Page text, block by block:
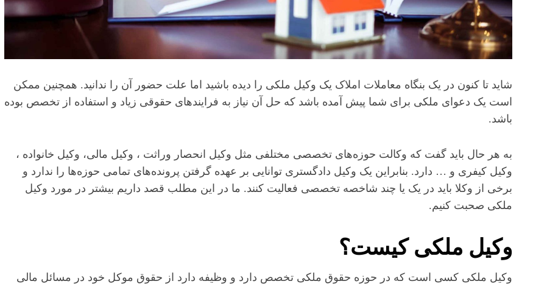
شاید تا کنون در یک بنگاه معاملات املاک یک وکیل ملکی را دیده باشید اما علت حضور آن را ندانید. همچنین ممکن
است یک دعوای ملکی برای شما پیش آمده باشد که حل آن نیاز به فرایندهای حقوقی زیاد و استفاده از تخصص بوده
باشد.
به هر حال باید گفت که وکالت حوزه‌های تخصصی مختلفی مثل وکیل انحصار وراثت ، وکیل مالی، وکیل خانواده ،
وکیل کیفری و … دارد. بنابراین یک وکیل دادگستری توانایی بر عهده گرفتن پرونده‌های تمامی حوزه‌ها را ندارد و
برخی از وکلا باید در یک یا چند شاخصه تخصصی فعالیت کنند. ما در این مطلب قصد داریم بیشتر در مورد وکیل
ملکی صحبت کنیم.
وکیل ملکی کیست؟
وکیل ملکی کسی است که در حوزه حقوق ملکی تخصص دارد و وظیفه دارد از حقوق موکل خود در مسائل مالی